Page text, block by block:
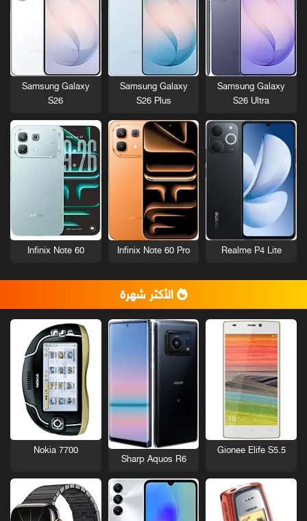
Samsung Galaxy
S26 Ultra
Samsung Galaxy
S26 Plus
Samsung Galaxy
S26
Realme P4 Lite
Infinix Note 60 Pro
Infinix Note 60
الأكثر شهرة
Gionee Elife S5.5
Sharp Aquos R6
Nokia 7700